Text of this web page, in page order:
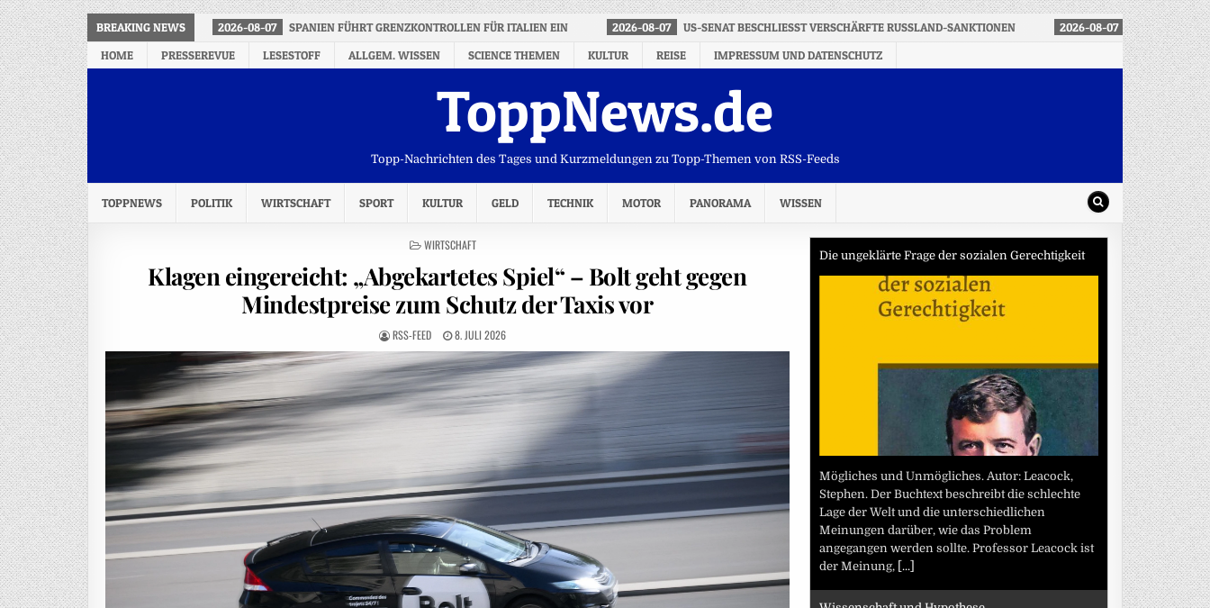
BREAKING NEWS 2026-08-07 SPANIEN FÜHRT GRENZKONTROLLEN FÜR ITALIEN EIN 2026-08-07 US-SENAT BESCHLIESST VERSCHÄRFTE RUSSLAND-SANKTIONEN 2026-08-07
HOME
PRESSEREVUE LESESTOFF ALLGEM. WISSEN SCIENCE THEMEN KULTUR REISE IMPRESSUM UND DATENSCHUTZ
ToppNews.de
Topp-Nachrichten des Tages und Kurzmeldungen zu Topp-Themen von RSS-Feeds
TOPPNEWS POLITIK WIRTSCHAFT SPORT KULTUR GELD TECHNIK MOTOR PANORAMA WISSEN
POSTED
WIRTSCHAFT
Klagen eingereicht: „Abgekartetes Spiel“ – Bolt geht gegen
Mindestpreise zum Schutz der Taxis vor
RSS-FEED 8. JULI 2026
Die ungeklärte Frage der sozialen Gerechtigkeit
Mögliches und Unmögliches. Autor: Leacock,
Stephen. Der Buchtext beschreibt die schlechte
Lage der Welt und die unterschiedlichen
Meinungen darüber, wie das Problem
angegangen werden sollte. Professor Leacock ist
der Meinung, [...]